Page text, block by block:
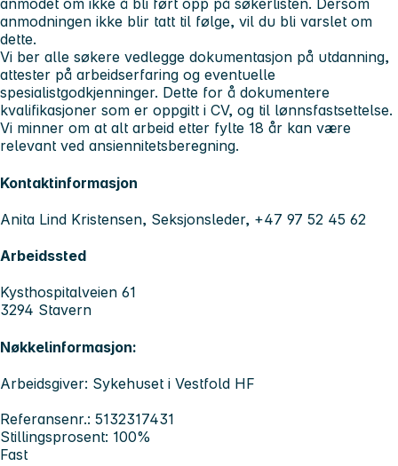
anmodet om ikke å bli ført opp på søkerlisten. Dersom
anmodningen ikke blir tatt til følge, vil du bli varslet om
dette.
Vi ber alle søkere vedlegge dokumentasjon på utdanning,
attester på arbeidserfaring og eventuelle
spesialistgodkjenninger. Dette for å dokumentere
kvalifikasjoner som er oppgitt i CV, og til lønnsfastsettelse.
Vi minner om at alt arbeid etter fylte 18 år kan være
relevant ved ansiennitetsberegning.
Kontaktinformasjon
Anita Lind Kristensen, Seksjonsleder, +47 97 52 45 62
Arbeidssted
Kysthospitalveien 61
3294 Stavern
Nøkkelinformasjon:
Arbeidsgiver: Sykehuset i Vestfold HF
Referansenr.: 5132317431
Stillingsprosent: 100%
Fast